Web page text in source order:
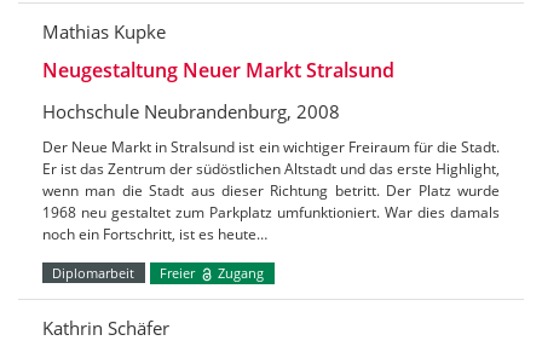
Mathias Kupke
Neugestaltung Neuer Markt Stralsund
Hochschule Neubrandenburg, 2008
Der Neue Markt in Stralsund ist ein wichtiger Freiraum für die Stadt.
Er ist das Zentrum der südöstlichen Altstadt und das erste Highlight,
wenn man die Stadt aus dieser Richtung betritt. Der Platz wurde
1968 neu gestaltet zum Parkplatz umfunktioniert. War dies damals
noch ein Fortschritt, ist es heute…
Diplomarbeit Freier Zugang
Kathrin Schäfer